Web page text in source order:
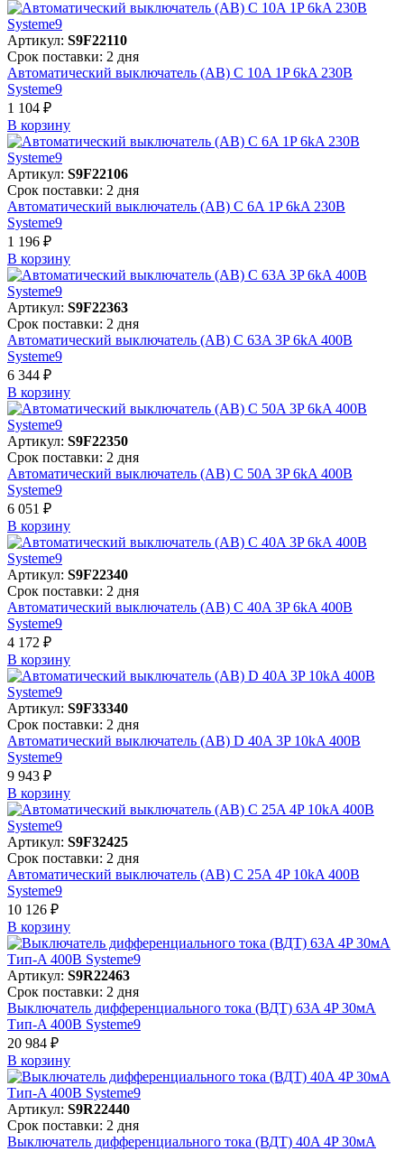
Артикул: S9F22110
Срок поставки: 2 дня
Автоматический выключатель (АВ) C 10A 1P 6kA 230В
Systeme9
1 104 ₽
В корзинy
Артикул: S9F22106
Срок поставки: 2 дня
Автоматический выключатель (АВ) C 6A 1P 6kA 230В
Systeme9
1 196 ₽
В корзинy
Артикул: S9F22363
Срок поставки: 2 дня
Автоматический выключатель (АВ) C 63A 3P 6kA 400В
Systeme9
6 344 ₽
В корзинy
Артикул: S9F22350
Срок поставки: 2 дня
Автоматический выключатель (АВ) C 50A 3P 6kA 400В
Systeme9
6 051 ₽
В корзинy
Артикул: S9F22340
Срок поставки: 2 дня
Автоматический выключатель (АВ) C 40A 3P 6kA 400В
Systeme9
4 172 ₽
В корзинy
Артикул: S9F33340
Срок поставки: 2 дня
Автоматический выключатель (АВ) D 40A 3P 10kA 400В
Systeme9
9 943 ₽
В корзинy
Артикул: S9F32425
Срок поставки: 2 дня
Автоматический выключатель (АВ) C 25A 4P 10kA 400В
Systeme9
10 126 ₽
В корзинy
Артикул: S9R22463
Срок поставки: 2 дня
Выключатель дифференциального тока (ВДТ) 63A 4P 30мА
Тип-A 400В Systeme9
20 984 ₽
В корзинy
Артикул: S9R22440
Срок поставки: 2 дня
Выключатель дифференциального тока (ВДТ) 40A 4P 30мА